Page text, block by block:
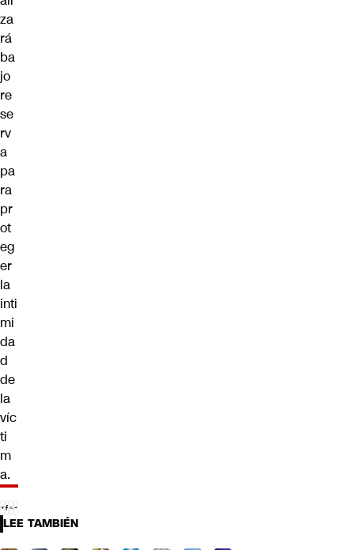
za
rá
ba
jo
re
se
rv
a
pa
ra
pr
ot
eg
er
la
inti
mi
da
d
de
la
víc
ti
m
a.
LEE TAMBIÉN